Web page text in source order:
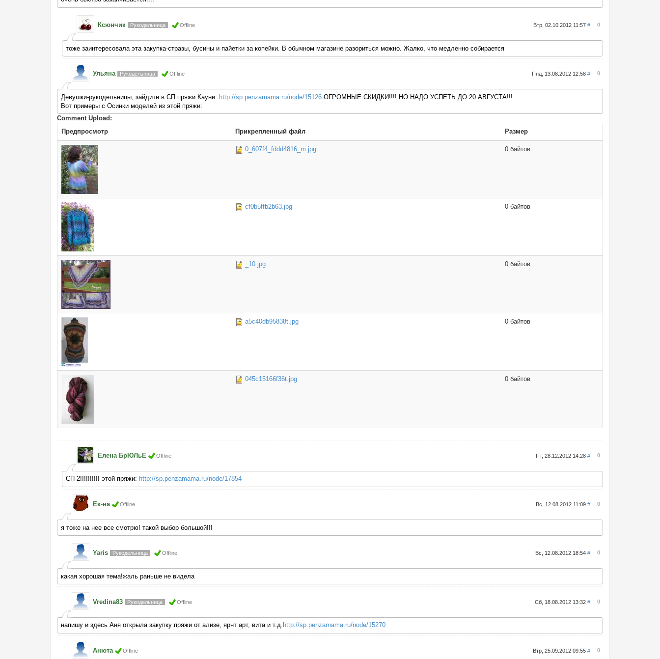
Ксюнчик Рукодельница Offline Втр, 02.10.2012 11:57# 0
тоже заинтересовала эта закупка-стразы, бусины и пайетки за копейки. В обычном магазине разориться можно. Жалко, что медленно собирается
Ульяна Рукодельница Offline Пнд, 13.08.2012 12:58# 0
Девушки-рукодельницы, зайдите в СП пряжи Кауни: http://sp.penzamama.ru/node/15126ОГРОМНЫЕ СКИДКИ!!!! НО НАДО УСПЕТЬ ДО 20 АВГУСТА!!!
Вот примеры с Осинки моделей из этой пряжи:
Comment Upload:
Предпросмотр
Прикрепленный файл Размер
0_607f4_fddd4816_m.jpg 0 байтов
cf0b5ffb2b63.jpg 0 байтов
_10.jpg 0 байтов
a5c40db95838t.jpg 0 байтов
045c15166f36t.jpg 0 байтов
Елена БрЮЛьЕ Offline Пт, 28.12.2012 14:28# 0
СП-2!!!!!!!!!! этой пряжи: http://sp.penzamama.ru/node/17854
Ек-на Offline Вс, 12.08.2012 11:09# 0
я тоже на нее все смотрю! такой выбор большой!!!
Yaris Рукодельница Offline Вс, 12.08.2012 18:54# 0
какая хорошая тема!жаль раньше не видела
Vredina83 Рукодельница Offline Сб, 18.08.2012 13:32# 0
напишу и здесь Аня открыла закупку пряжи от ализе, ярнт арт, вита и т.д. http://sp.penzamama.ru/node/15270
Анютa Offline Втр, 25.09.2012 09:55# 0